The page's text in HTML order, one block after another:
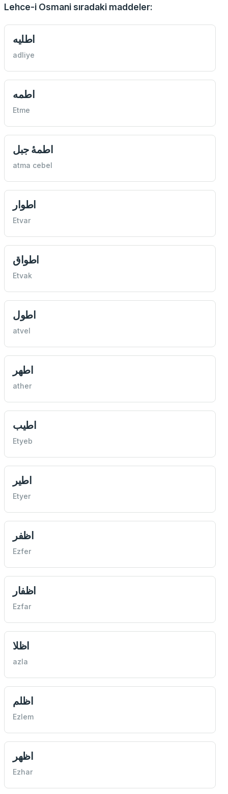
Lehce-i Osmani sıradaki maddeler:
اطليه
adliye
اطمه
Etme
اطمۀ‌ جبل
atma cebel
اطوار
Etvar
اطواق
Etvak
اطول
atvel
اطهر
ather
اطيب
Etyeb
اطير
Etyer
اظفر
Ezfer
اظفار
Ezfar
اظلا
azla
اظلم
Ezlem
اظهر
Ezhar